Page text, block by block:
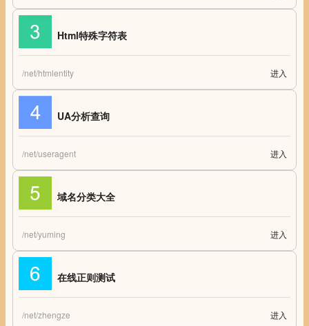
载 Chrome 扩展的crx文件
Html特殊字符表
Html特殊字符表
/net/htmlentity 进入
UA分析查询
UA分析查询 UserAgent分析 UA查询 UA查看
/net/useragent 进入
域名分类大全
域名分类大全 域名后缀 网站通用域名分类大全
/net/yuming 进入
在线正则测试
在线正则测试 正则表达式测试工具
/net/zhengze 进入